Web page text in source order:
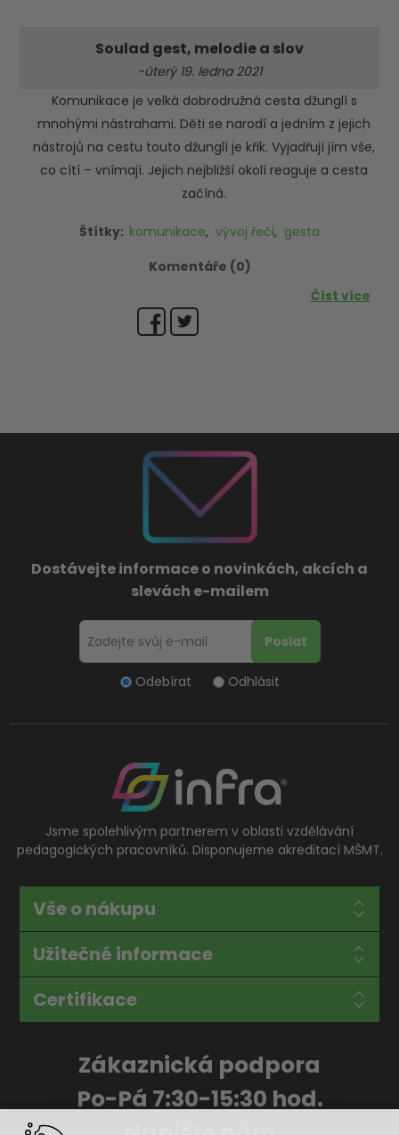
Soulad gest, melodie a slov
-úterý 19. ledna 2021
Komunikace je velká dobrodružná cesta džunglí s
mnohými nástrahami. Děti se narodí a jedním z jejich
nástrojů na cestu touto džunglí je křik. Vyjadřují jím vše,
co cítí – vnímají. Jejich nejbližší okolí reaguje a cesta
začíná.
Štítky: komunikace, vývoj řeči, gesta
Komentáře (0)
Číst více
Dostávejte informace o novinkách, akcích a
slevách e-mailem
Odebírat Odhlásit
Jsme spolehlivým partnerem v oblasti vzdělávání
pedagogických pracovníků. Disponujeme akreditací MŠMT.
Vše o nákupu
Užitečné informace
Certifikace
Zákaznická podpora
Po-Pá 7:30-15:30 hod.